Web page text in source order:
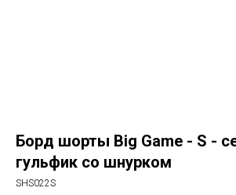
Борд шорты Big Game - S -
гульфик со шнурком
SHS022S